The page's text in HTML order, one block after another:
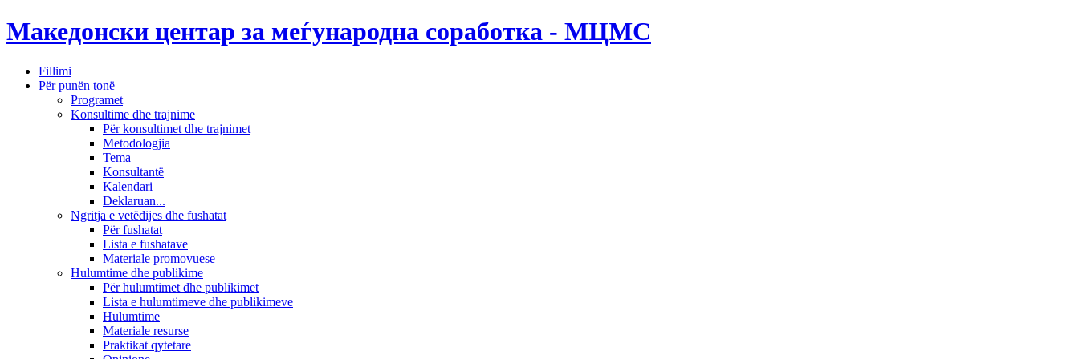
Македонски центар за меѓународна соработка - МЦМС
Fillimi
Për punën tonë
Programet
Konsultime dhe trajnime
Për konsultimet dhe trajnimet
Metodologjia
Tema
Konsultantë
Kalendari
Deklaruan...
Ngritja e vetëdijes dhe fushatat
Për fushatat
Lista e fushatave
Materiale promovuese
Hulumtime dhe publikime
Për hulumtimet dhe publikimet
Lista e hulumtimeve dhe publikimeve
Hulumtime
Materiale resurse
Praktikat qytetare